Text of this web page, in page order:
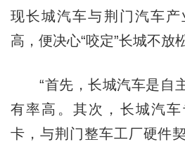
现长城汽车与荆门汽车
高，便决心“咬定”长城不放
“首先，长城汽车是自
有率高。其次，长城汽
卡，与荆门整车工厂硬件